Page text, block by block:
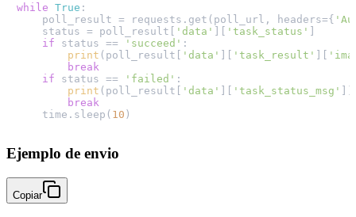
while True :
    poll_result = requests.get(poll_url, headers={
    status = poll_result[
'data' 'task_status'
if status == 'succeed' :
print (poll_result[ 'data' 'task_result'
break
if status == 'failed' :
print (poll_result[ 'data' 'task_status_msg'
break
    time.sleep(
10
Ejemplo de envio
Copiar